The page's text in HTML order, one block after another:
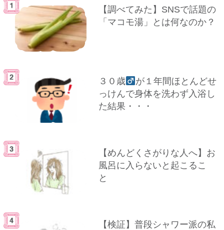
【調べてみた】SNSで話題の
「マコモ湯」とは何なのか？
３０歳
が１年間ほとんどせ
っけんで身体を洗わず入浴し
た結果・・・
【めんどくさがりな人へ】お
風呂に入らないと起こるこ
と
【検証】普段シャワー派の私